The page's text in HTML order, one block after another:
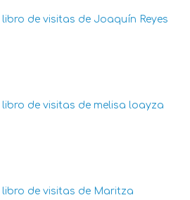
libro de visitas de Joaquín Reyes
libro de visitas de melisa loayza
libro de visitas de Maritza